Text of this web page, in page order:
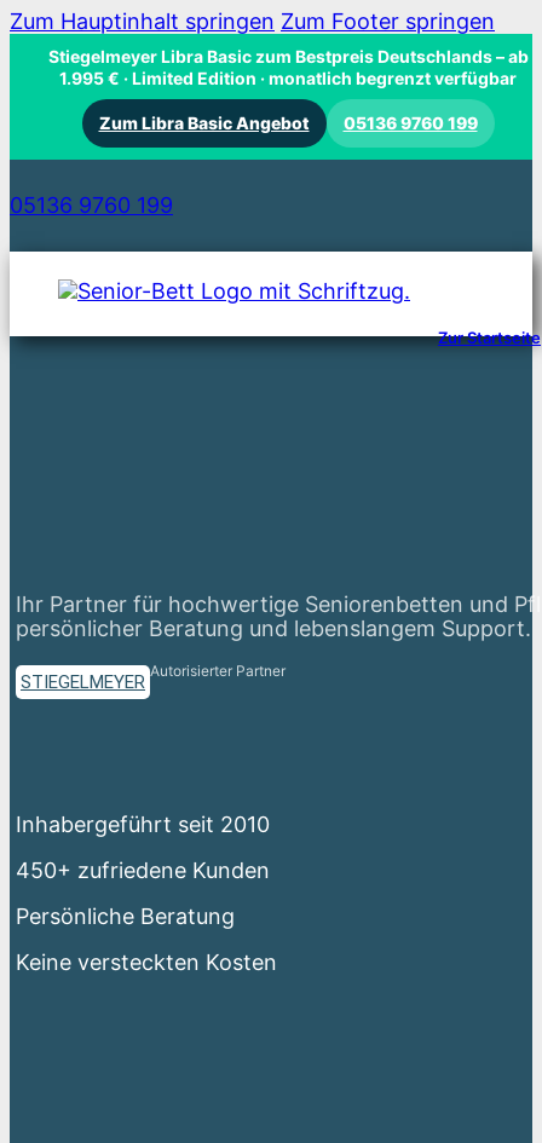
Zum Hauptinhalt springen Zum Footer springen
Stiegelmeyer Libra Basic zum Bestpreis Deutschlands– ab
1.995 € · Limited Edition · monatlich begrenzt verfügbar
Zum Libra Basic Angebot 05136 9760 199
05136 9760 199
Zur Startseite
Ihr Partner für hochwertige Seniorenbetten und
persönlicher Beratung und lebenslangem Support.
STIEGELMEYER
Autorisierter Partner
Inhabergeführt seit 2010
450+ zufriedene Kunden
Persönliche Beratung
Keine versteckten Kosten